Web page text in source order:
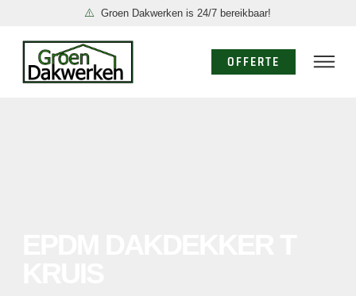
Groen Dakwerken is 24/7 bereikbaar!
OFFERTE